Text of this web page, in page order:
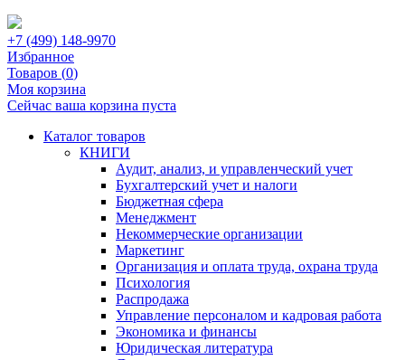
+7 (499) 148-9970
Избранное
Товаров (0)
Моя корзина
Сейчас ваша корзина пуста
Каталог товаров
КНИГИ
Аудит, анализ, и управленческий учет
Бухгалтерский учет и налоги
Бюджетная сфера
Менеджмент
Некоммерческие организации
Маркетинг
Организация и оплата труда, охрана труда
Психология
Распродажа
Управление персоналом и кадровая работа
Экономика и финансы
Юридическая литература